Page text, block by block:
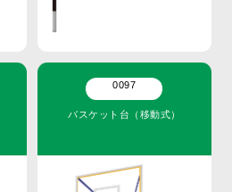
0097
バスケット台（移動式）